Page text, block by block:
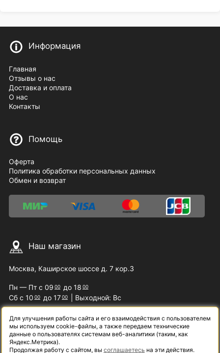
Информация
Главная
Отзывы о нас
Доставка и оплата
О нас
Контакты
Помощь
Оферта
Политика обработки персональных данных
Обмен и возврат
Наш магазин
Москва, Каширское шоссе д. 7 кор.3
Пн — Пт с 09 00 до 18 00
Сб с 10 00 до 1700 | Выходной: Вс
Наши контакты
Для улучшения работы сайта и его взаимодействия с пользователем
мы используем cookie-файлы, а также передаем технические
данные о пользователях системам веб-аналитики (таким, как
Яндекс.Метрика).
Продолжая работу с сайтом, вы соглашаетесь на эти действия.